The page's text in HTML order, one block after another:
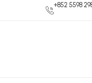
+852 5598